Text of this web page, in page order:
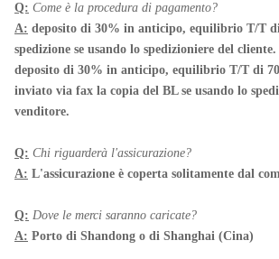
Q: Come è la procedura di pagamento?
A: deposito di 30% in anticipo, equilibrio T/T
spedizione se usando lo spedizioniere del cliente.
deposito di 30% in anticipo, equilibrio T/T di
inviato via fax la copia del BL se usando lo
venditore.
Q: Chi riguarderà l'assicurazione?
A: L'assicurazione è coperta solitamente dal
Q: Dove le merci saranno caricate?
A: Porto di Shandong o di Shanghai (Cina)